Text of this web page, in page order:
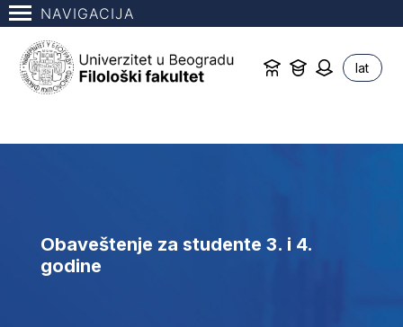
NAVIGACIJA
lat
Obaveštenje za studente 3. i 4.
godine